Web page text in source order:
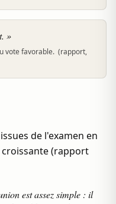
»
vote favorable. (rapport,
de l'examen en
croissante (rapport
est assez simple : il